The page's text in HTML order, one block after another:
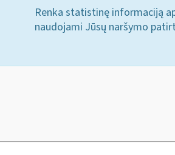
Renka statistinę informaciją
naudojami Jūsų naršymo